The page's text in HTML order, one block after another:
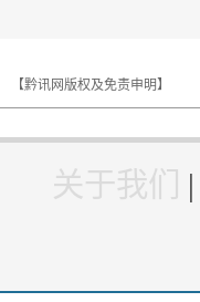
【黔讯网版权及免责申明】
关于我们 |